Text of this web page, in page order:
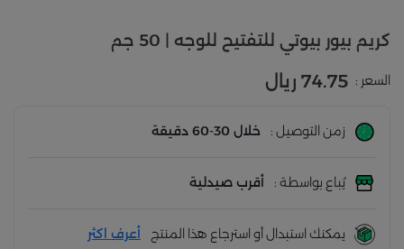
كريم بيور بيوتي للتفتيح للوجه | 50 جم
السعر : 74.75 ريال
زمن التوصيل : خلال 30-60 دقيقة
يُباع بواسطة : أقرب صيدلية
يمكنك استبدال أو استرجاع هذا المنتج أعرف اكثر